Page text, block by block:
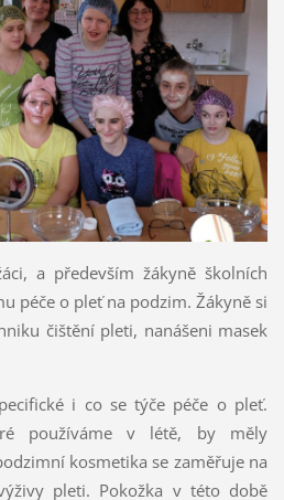
a především žákyně školních
péče o pleť na podzim. Žákyně si
čištění pleti, nanášeni masek
i co se týče péče o pleť.
používáme v létě, by měly
kosmetika se zaměřuje na
pleti. Pokožka v této době